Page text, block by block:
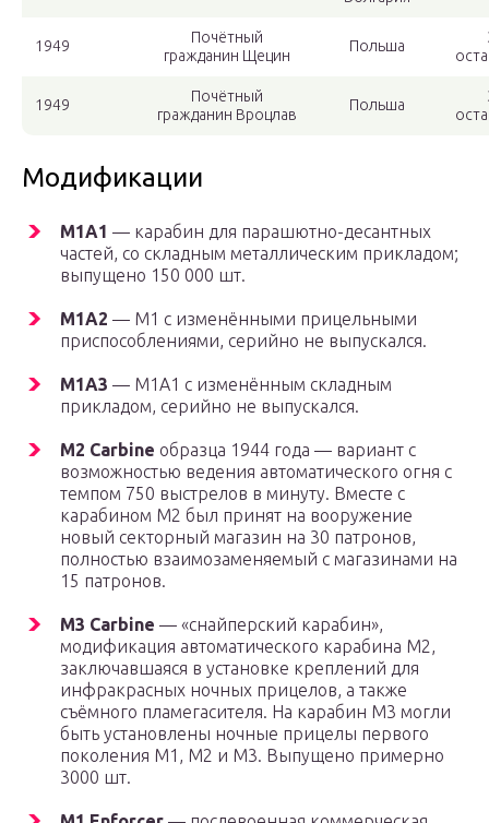
1949
Почётный
гражданин Щецин
Польша
1949
Почётный
гражданин Вроцлав
Польша
Модификации
М1А1 — карабин для парашютно-десантных
частей, со складным металлическим прикладом;
выпущено 150 000 шт.
М1А2 — М1 с изменёнными прицельными
приспособлениями, серийно не выпускался.
М1А3 — М1А1 с изменённым складным
прикладом, серийно не выпускался.
M2 Carbine образца 1944 года — вариант с
возможностью ведения автоматического огня с
темпом 750 выстрелов в минуту. Вместе с
карабином М2 был принят на вооружение
новый секторный магазин на 30 патронов,
полностью взаимозаменяемый с магазинами на
15 патронов.
M3 Carbine — «снайперский карабин»,
модификация автоматического карабина М2,
заключавшаяся в установке креплений для
инфракрасных ночных прицелов, а также
съёмного пламегасителя. На карабин М3 могли
быть установлены ночные прицелы первого
поколения М1, М2 и М3. Выпущено примерно
3000 шт.